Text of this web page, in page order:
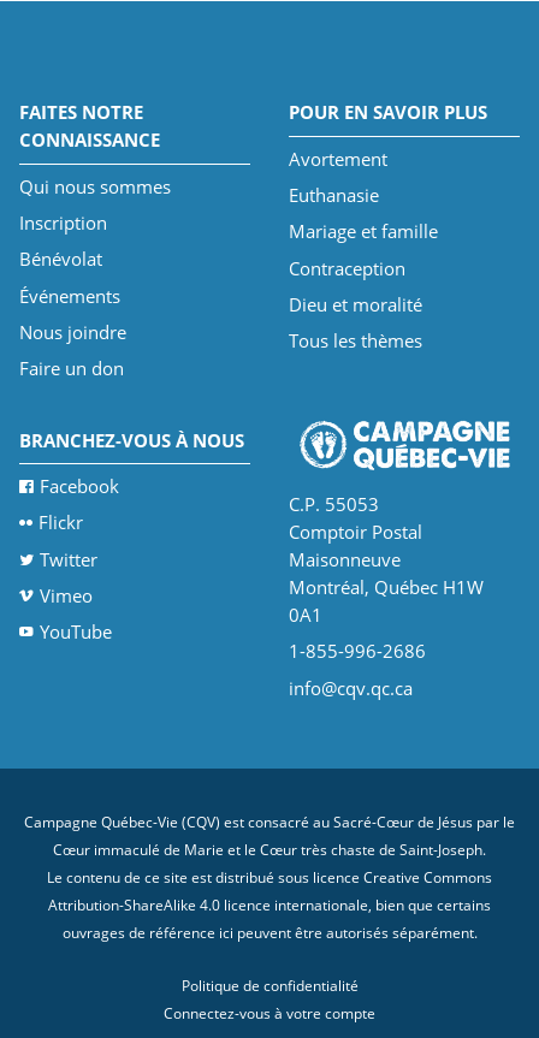
FAITES NOTRE
CONNAISSANCE
Qui nous sommes
Inscription
Bénévolat
Événements
Nous joindre
Faire un don
POUR EN SAVOIR PLUS
Avortement
Euthanasie
Mariage et famille
Contraception
Dieu et moralité
Tous les thèmes
BRANCHEZ-VOUS À NOUS
Facebook
Flickr
Twitter
Vimeo
YouTube
C.P. 55053
Comptoir Postal
Maisonneuve
Montréal, Québec H1W
0A1
1-855-996-2686
info@cqv.qc.ca
Campagne Québec-Vie (CQV) est consacré au Sacré-Cœur de Jésus par le
Cœur immaculé de Marie et le Cœur très chaste de Saint-Joseph.
Le contenu de ce site est distribué sous licence Creative Commons
Attribution-ShareAlike 4.0 licence internationale , bien que certains
ouvrages de référence ici peuvent être autorisés séparément.
Politique de confidentialité
Connectez-vous à votre compte